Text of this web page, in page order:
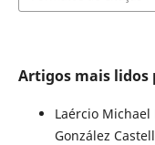
Artigos mais lidos
Laércio
González